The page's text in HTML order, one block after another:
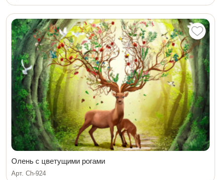
Олень с цветущими рогами
Арт. Ch-924